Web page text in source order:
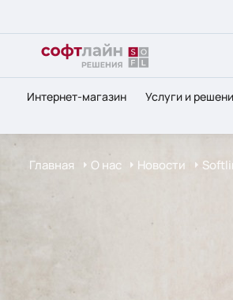
Интернет-магазин Услуги и
Главная О нас Новости